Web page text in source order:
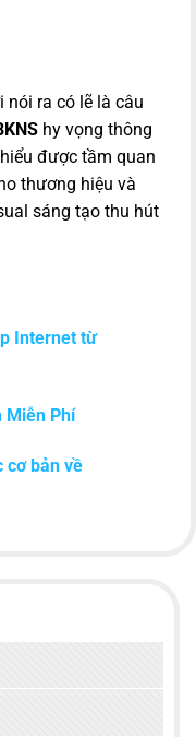
nói ra có lẽ là câu
hy vọng thông
được tầm quan
thương hiệu và
sáng tạo thu hút
Internet từ
Miễn Phí
cơ bản về